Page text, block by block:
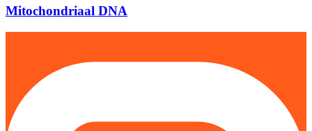
Mitochondriaal DNA